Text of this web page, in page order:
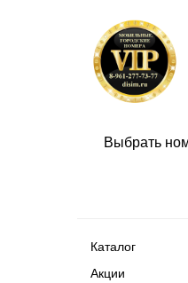
Выбрать
Каталог
Акции